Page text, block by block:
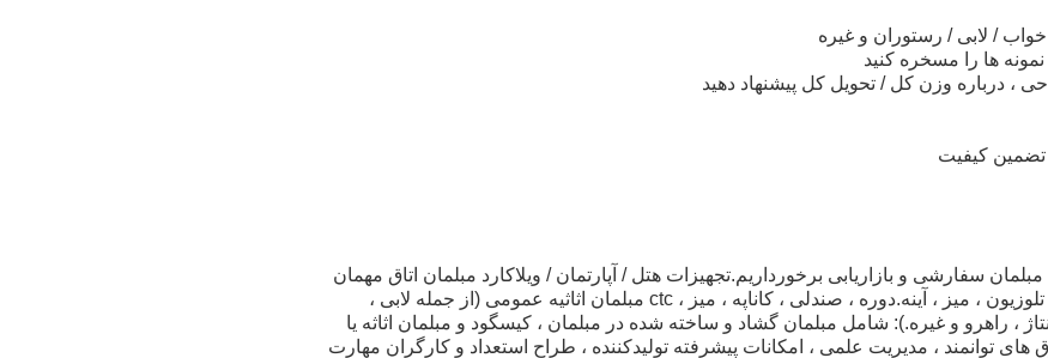
/ لابی / رستوران و غیره
ها را مسخره کنید
، درباره وزن کل / تحویل کل پیشنهاد دهید
کیفیت
سفارشی و بازاریابی برخورداریم.تجهیزات هتل / آپارتمان / ویلاکارد مبلمان اتاق مهمان
، اتاق سوئیت (تختخواب ، کمد ، تلوزیون ، میز ، آینه.دوره ، صندلی ، کاناپه ، میز ، ctc مبلمان اثاثیه عمومی (از جمله لابی ،
، راهرو و غیره.): شامل مبلمان گشاد و ساخته شده در مبلمان ، کیسگود و مبلمان اثاثه یا
های توانمند ، مدیریت علمی ، امکانات پیشرفته تولیدکننده ، طراح استعداد و کارگران مهارت